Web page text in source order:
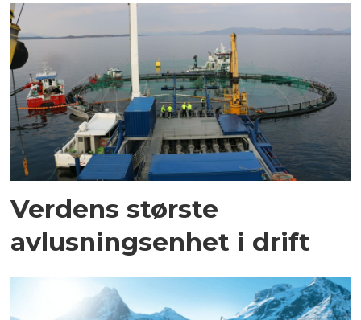
Verdens største
avlusningsenhet i drift